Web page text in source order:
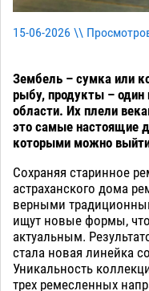
15-06-2026 \\
Зембель – сумка или
рыбу, продукты – один
области. Их плели
это самые настоящие
которыми можно
Сохраняя старинное
астраханского дома
верными
ищут новые формы,
актуальным.
стала новая линейка
Уникальность
трех ремесленных